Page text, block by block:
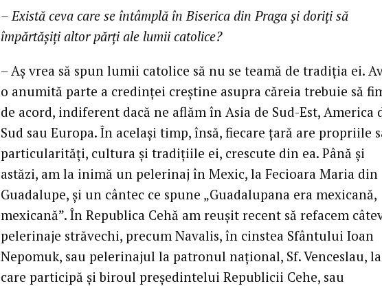
– Există ceva care se întâmplă în Biserica din Praga și doriți să
împărtășiți altor părți ale lumii catolice?
– Aș vrea să spun lumii catolice să nu se teamă de tradiția ei.
o anumită parte a credinței creștine asupra căreia trebuie să
de acord, indiferent dacă ne aflăm în Asia de Sud-Est, America
Sud sau Europa. În același timp, însă, fiecare țară are propriile
particularități, cultura și tradițiile ei, crescute din ea. Până și
astăzi, am la inimă un pelerinaj în Mexic, la Fecioara Maria din
Guadalupe, și un cântec ce spune „Guadalupana era mexicană,
mexicană”. În Republica Cehă am reușit recent să refacem
pelerinaje străvechi, precum Navalis, în cinstea Sfântului Ioan
Nepomuk, sau pelerinajul la patronul național, Sf. Venceslau, la
care participă și biroul președintelui Republicii Cehe, sau